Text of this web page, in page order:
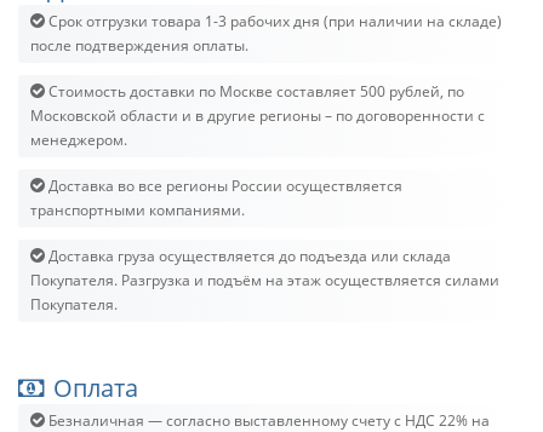
Срок отгрузки товара 1-3 рабочих дня (при наличии на складе)
после подтверждения оплаты.
Стоимость доставки по Москве составляет 500 рублей, по
Московской области и в другие регионы – по договоренности с
менеджером.
Доставка во все регионы России осуществляется
транспортными компаниями.
Доставка груза осуществляется до подъезда или склада
Покупателя. Разгрузка и подъём на этаж осуществляется силами
Покупателя.
Оплата
Безналичная — согласно выставленному счету c НДС 22% на